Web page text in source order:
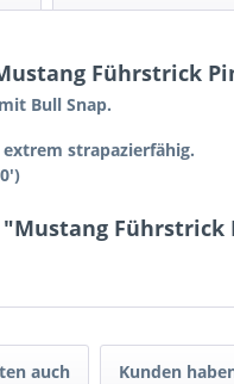
Führstrick
Bull Snap.
strapazierfähig.
Führstrick
auch Kunden